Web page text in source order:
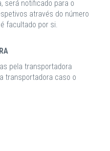
será notificado para o
através do número
facultado por si.
pela transportadora
transportadora caso o